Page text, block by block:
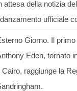
attesa della notizia
ufficiale
Giorno. Il
Eden, tornato
Cairo, raggiunge la